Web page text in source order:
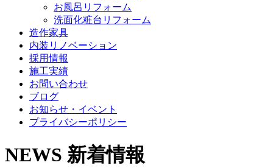
お風呂リフォーム
洗面化粧台リフォーム
造作家具
内装リノベーション
採用情報
施工実績
お問い合わせ
ブログ
お知らせ・イベント
プライバシーポリシー
NEWS 新着情報